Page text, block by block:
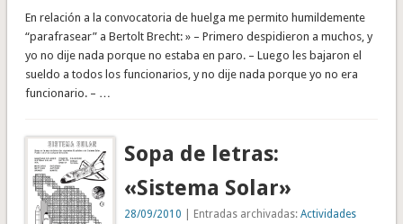
En relación a la convocatoria de huelga me permito humildemente
“parafrasear” a Bertolt Brecht: » – Primero despidieron a muchos, y
yo no dije nada porque no estaba en paro. – Luego les bajaron el
sueldo a todos los funcionarios, y no dije nada porque yo no era
funcionario. – …
Sopa de letras:
«Sistema Solar»
28/09/2010 | Entradas archivadas:Actividades